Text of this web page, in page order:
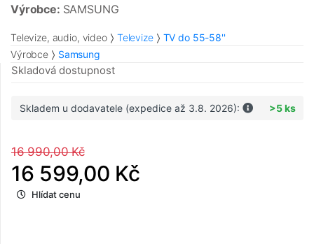
Výrobce: SAMSUNG
Televize, audio, video Televize
TV do 55-58''
Výrobce
Samsung
Skladová dostupnost
Skladem u dodavatele (expedice až 3.8. 2026): >5 ks
16 990,00 Kč
16 599,00 Kč
Hlídat cenu